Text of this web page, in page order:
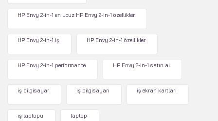
HP Envy 2-in-1 en ucuz HP Envy 2-in-1 özellikler
HP Envy 2-in-1 iş HP Envy 2-in-1 özellikler
HP Envy 2-in-1 performance HP Envy 2-in-1 satın al
iş bilgisayar iş bilgisayarı iş ekran kartları
iş laptopu laptop